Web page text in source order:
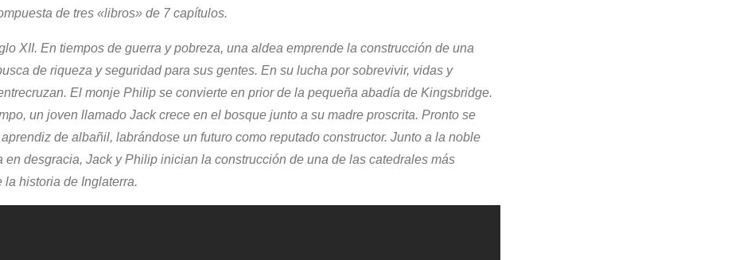
de tres «libros» de 7 capítulos.
XII. En tiempos de guerra y pobreza, una aldea emprende la construcción de una
de riqueza y seguridad para sus gentes. En su lucha por sobrevivir, vidas y
El monje Philip se convierte en prior de la pequeña abadía de Kingsbridge.
un joven llamado Jack crece en el bosque junto a su madre proscrita. Pronto se
de albañil, labrándose un futuro como reputado constructor. Junto a la noble
en desgracia, Jack y Philip inician la construcción de una de las catedrales más
la historia de Inglaterra.